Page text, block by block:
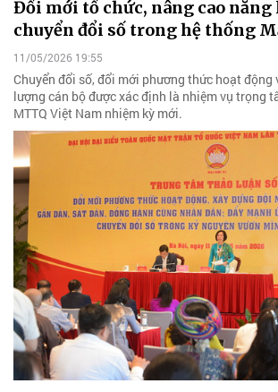
Đổi mới tổ chức, nâng cao năng
chuyển đổi số trong hệ thống
11/05/2026 19:55
Chuyển đổi số, đổi mới phương thức hoạt động
lượng cán bộ được xác định là nhiệm vụ trọng
MTTQ Việt Nam nhiệm kỳ mới.